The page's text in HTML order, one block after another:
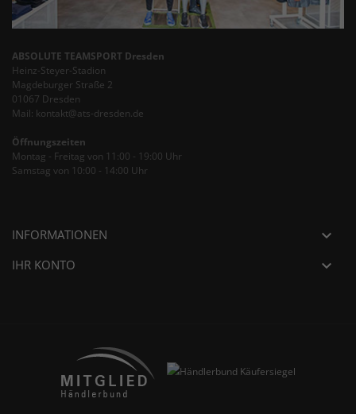
ABSOLUTE TEAMSPORT Dresden
Heinz-Steyer-Stadion
Magdeburger Straße 2
01067 Dresden
Mail: kontakt@ats-dresden.de
Öffnungszeiten
Montag - Freitag von 11:00 - 19:00 Uhr
Samstag von 10:00 - 14:00 Uhr
INFORMATIONEN 
IHR KONTO 